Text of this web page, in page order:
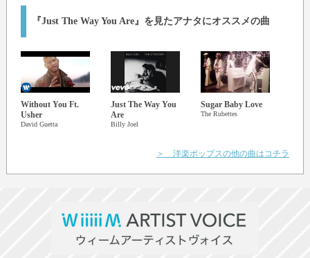
『Just The Way You Are』を見たアナタにオススメの曲
Without You Ft.
Usher
David Guetta
Just The Way You
Are
Billy Joel
Sugar Baby Love
The Rubettes
＞ 洋楽ポップスの他の曲はコチラ